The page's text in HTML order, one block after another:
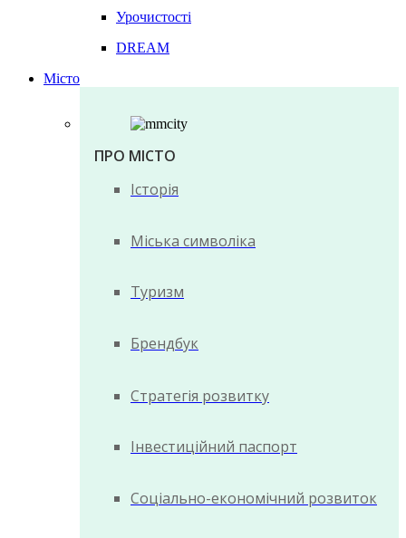
Урочистості
DREAM
Місто
ПРО МІСТО
Історія
Міська символіка
Туризм
Брендбук
Стратегія розвитку
Інвестиційний паспорт
Соціально-економічний розвиток